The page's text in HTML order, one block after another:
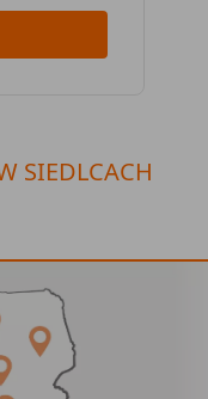
SIEDLCACH